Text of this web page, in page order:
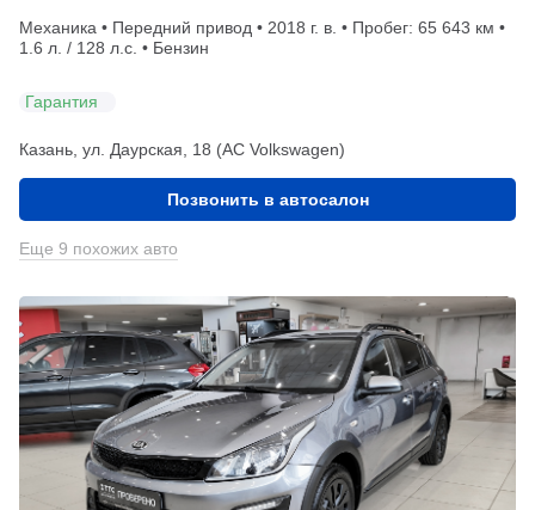
Механика • Передний привод • 2018 г. в. • Пробег: 65 643 км •
1.6 л. / 128 л.с. • Бензин
Гарантия
Казань, ул. Даурская, 18 (АС Volkswagen)
Позвонить в автосалон
Еще 9 похожих авто